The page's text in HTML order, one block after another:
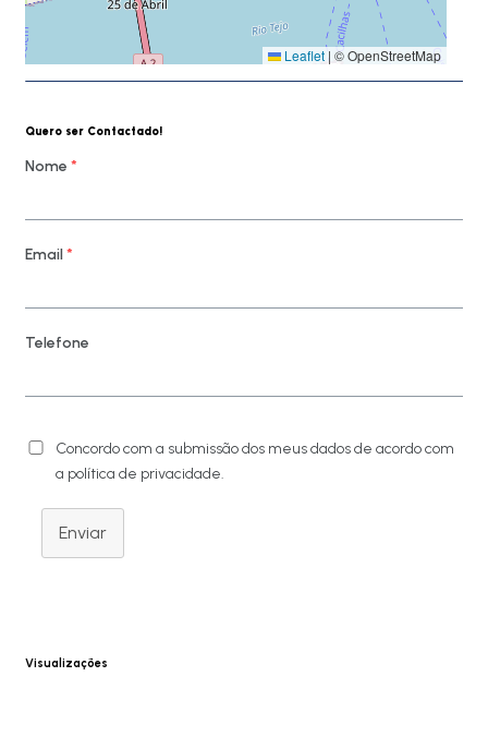
Leaflet | © OpenStreetMap
Quero ser Contactado!
Nome *
Email*
Telefone
Concordo com a submissão dos meus dados de acordo com
a política de privacidade.
Enviar
Visualizações